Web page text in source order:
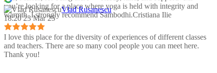
you’re looking for a place where yoga is held with integrity and
warmth, I strongly recommend Sambodhi.Cristiana Ilie
Vlad Rusanescu
18:20 23 Mar 25
I love this place for the diversity of experiences of different classes
and teachers. There are so many cool people you can meet here.
Thank you!